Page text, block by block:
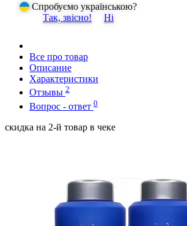
Спробуємо українською?
Так, звісно!
Ні
Все про товар
Описание
Характеристики
Отзывы 2
Вопрос - ответ 0
скидка на 2-й товар в чеке